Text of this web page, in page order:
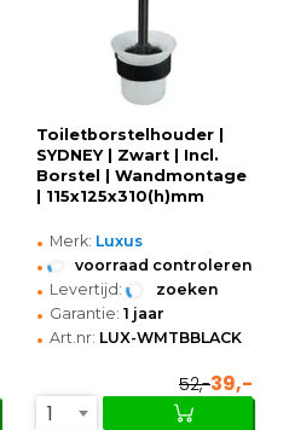
Toiletborstelhouder |
SYDNEY | Zwart | Incl.
Borstel | Wandmontage
| 115x125x310(h)mm
• Merk: Luxus
• voorraad controleren
• Levertijd: zoeken
• Garantie: 1 jaar
• Art.nr: LUX-WMTBBLACK
52,-39,-
1